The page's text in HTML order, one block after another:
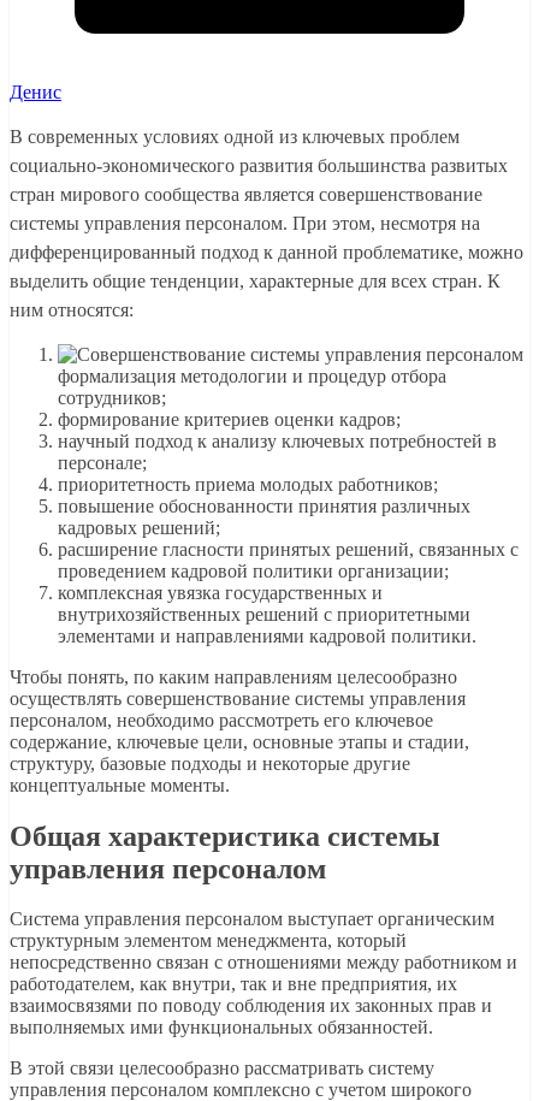
Денис
В современных условиях одной из ключевых проблем
социально-экономического развития большинства развитых
стран мирового сообщества является совершенствование
системы управления персоналом. При этом, несмотря на
дифференцированный подход к данной проблематике, можно
выделить общие тенденции, характерные для всех стран. К
ним относятся:
формализация методологии и процедур отбора
сотрудников;
формирование критериев оценки кадров;
научный подход к анализу ключевых потребностей в
персонале;
приоритетность приема молодых работников;
повышение обоснованности принятия различных
кадровых решений;
расширение гласности принятых решений, связанных с
проведением кадровой политики организации;
комплексная увязка государственных и
внутрихозяйственных решений с приоритетными
элементами и направлениями кадровой политики.
Чтобы понять, по каким направлениям целесообразно
осуществлять совершенствование системы управления
персоналом, необходимо рассмотреть его ключевое
содержание, ключевые цели, основные этапы и стадии,
структуру, базовые подходы и некоторые другие
концептуальные моменты.
Общая характеристика системы
управления персоналом
Система управления персоналом выступает органическим
структурным элементом менеджмента, который
непосредственно связан с отношениями между работником и
работодателем, как внутри, так и вне предприятия, их
взаимосвязями по поводу соблюдения их законных прав и
выполняемых ими функциональных обязанностей.
В этой связи целесообразно рассматривать систему
управления персоналом комплексно с учетом широкого